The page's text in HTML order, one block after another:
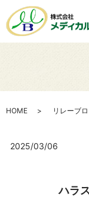
HOME リレーブ
2025/03/06
ハラ